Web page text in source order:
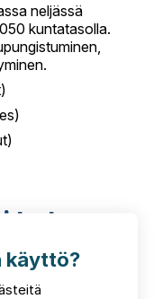
neljässä
kuntatasolla.
käyttö?